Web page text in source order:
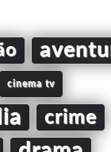
cinema tv
crime